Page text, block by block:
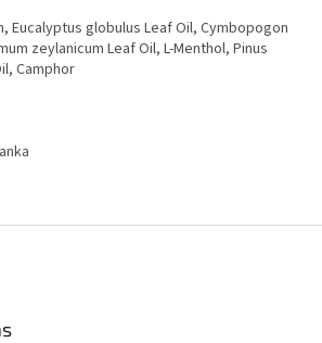
Eucalyptus globulus Leaf Oil, Cymbopogon
zeylanicum Leaf Oil, L-Menthol, Pinus
Camphor